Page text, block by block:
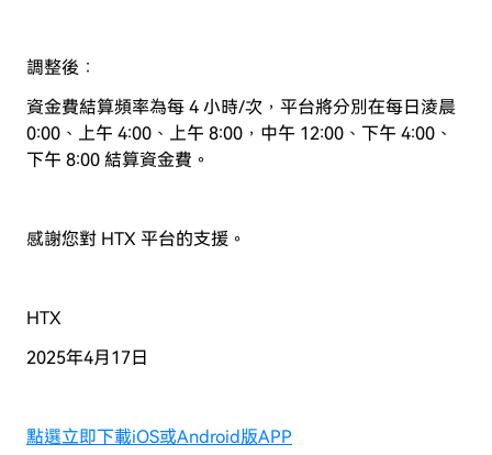
調整後：
資金費結算頻率為每 4 小時/次，平台將分別在每日淩晨
0:00、上午 4:00、上午 8:00，中午 12:00、下午 4:00、
下午 8:00 結算資金費。
感謝您對 HTX 平台的支援。
HTX
2025年4月17日
點選立即下載iOS或Android版APP